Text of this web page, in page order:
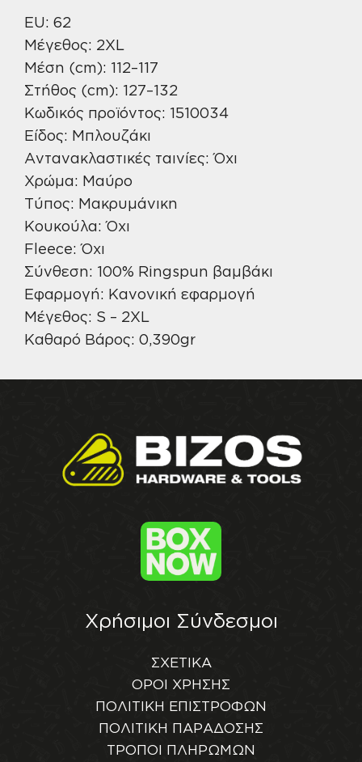
EU: 62
Μέγεθος: 2XL
Μέση (cm): 112–117
Στήθος (cm): 127–132
Κωδικός προϊόντος: 1510034
Είδος: Μπλουζάκι
Αντανακλαστικές ταινίες: Όχι
Χρώμα: Μαύρο
Τύπος: Μακρυμάνικη
Κουκούλα: Όχι
Fleece: Όχι
Σύνθεση: 100% Ringspun βαμβάκι
Εφαρμογή: Κανονική εφαρμογή
Μέγεθος: S – 2XL
Καθαρό Βάρος: 0,390gr
Χρήσιμοι Σύνδεσμοι
ΣΧΕΤΙΚΑ
ΟΡΟΙ ΧΡΗΣΗΣ
ΠΟΛΙΤΙΚΗ ΕΠΙΣΤΡΟΦΩΝ
ΠΟΛΙΤΙΚΗ ΠΑΡΑΔΟΣΗΣ
ΤΡΟΠΟΙ ΠΛΗΡΩΜΩΝ